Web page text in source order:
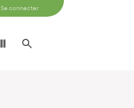
Se connecter